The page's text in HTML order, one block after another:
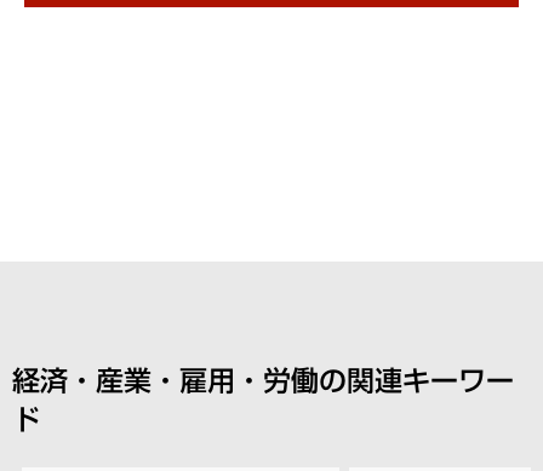
経済・産業・雇用・労働の関連キーワー
ド